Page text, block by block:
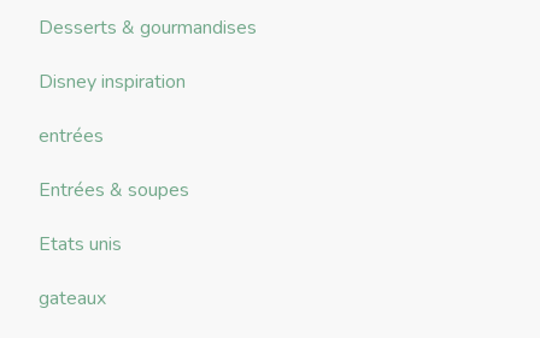
Desserts & gourmandises
Disney inspiration
entrées
Entrées & soupes
Etats unis
gateaux